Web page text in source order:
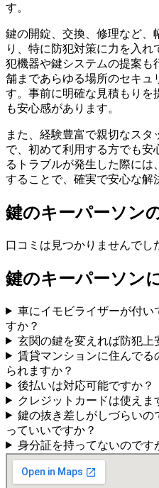
す。
鍵の開錠、交換、修理など、
り、特に防犯対策に力を入
犯機器や鍵システムの提案も
舗まであらゆる場所のセキュ
す。事前に明確な見積もりを
も安心感があります。
また、経験豊富で親切なス
で、初めて利用する方でも安
るトラブルが発生した際に
することで、確実で安心な解
鍵のキーパーソン
口コミは見つかりませんでし
鍵のキーパーソン
車にイモビライザーが付い
すか？
玄関の鍵を変えれば防犯上
賃貸マンションに住んでる
られますか？
後払いは対応可能ですか？
クレジットカードは使えま
鍵の抜き差しがしづらいの
っていいですか？
身分証を持ってないのです